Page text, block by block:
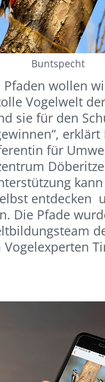
Buntspecht
Pfaden wollen
Vogelwelt
sie für den
erklärt
für
entdecken
Die Pfade